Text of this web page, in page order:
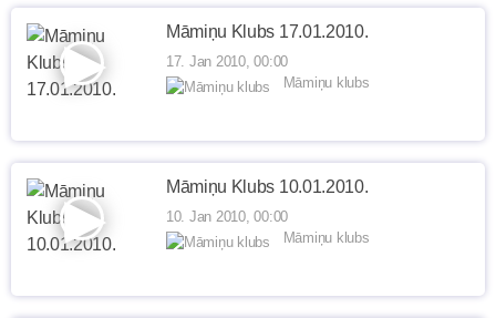
Māmiņu Klubs 17.01.2010.
17. Jan 2010, 00:00
Māmiņu klubs
Māmiņu Klubs 10.01.2010.
10. Jan 2010, 00:00
Māmiņu klubs